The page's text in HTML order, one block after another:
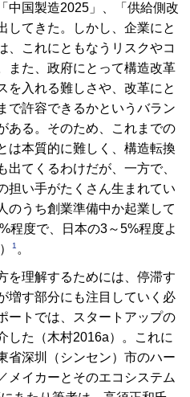
中国製造2025」、「供給側改
してきた。しかし、企業にと
、これにともなうリスクやコ
また、政府にとって構造改革
を入れる難しさや、改革にと
で許容できるかというバラン
ある。そのため、これまでの
は本質的に難しく、構造転換
てくるわけだが、一方で、
担い手がたくさん生まれてい
のうち創業準備中か起業して
程度で、日本の3～5%程度よ
1 。
を理解するためには、停滞す
増す部分にも注目していく必
ートでは、スタートアップの
した（木村2016a）。これに
省深圳（シンセン）市のハー
メイカーとそのエコシステム